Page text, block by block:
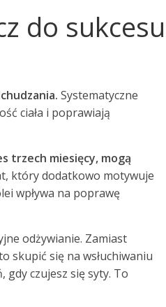
do sukcesu
Systematyczne
ciała i poprawiają
trzech miesięcy, mogą
który dodatkowo motywuje
wpływa na poprawę
odżywianie. Zamiast
skupić się na wsłuchiwaniu
gdy czujesz się syty. To